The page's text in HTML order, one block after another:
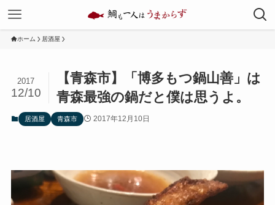
ホーム 居酒屋
【青森市】「博多もつ鍋山善」は
青森最強の鍋だと僕は思うよ。
2017
12/10
居酒屋 青森市 2017年12月10日